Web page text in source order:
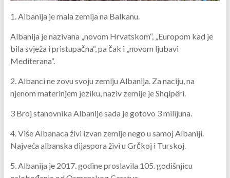
1. Albanija je mala zemlja na Balkanu.
Albanija je nazivana „novom Hrvatskom“, „Europom kad je
bila svježa i pristupačna“, pa čak i „novom ljubavi
Mediterana“.
2. Albanci ne zovu svoju zemlju Albanija. Za naciju, na
njenom materinjem jeziku, naziv zemlje je Shqipëri.
3 Broj stanovnika Albanije sada je gotovo 3 milijuna.
4. Više Albanaca živi izvan zemlje nego u samoj Albaniji.
Najveća albanska dijaspora živi u Grčkoj i Turskoj.
5. Albanija je 2017. godine proslavila 105. godišnjicu